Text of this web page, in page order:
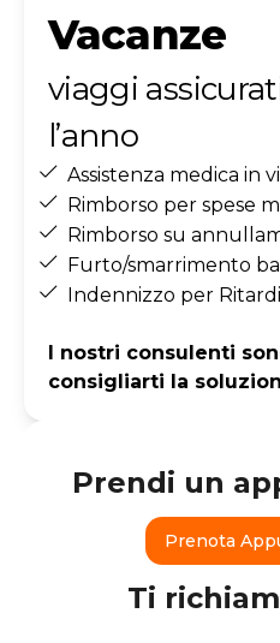
Vacanze
viaggi
l’anno
Assistenza medica in
Rimborso per spese
Rimborso su
Furto/smarrimento
Indennizzo per
I nostri consulenti
consigliarti la
Prendi un
Prenota
Ti